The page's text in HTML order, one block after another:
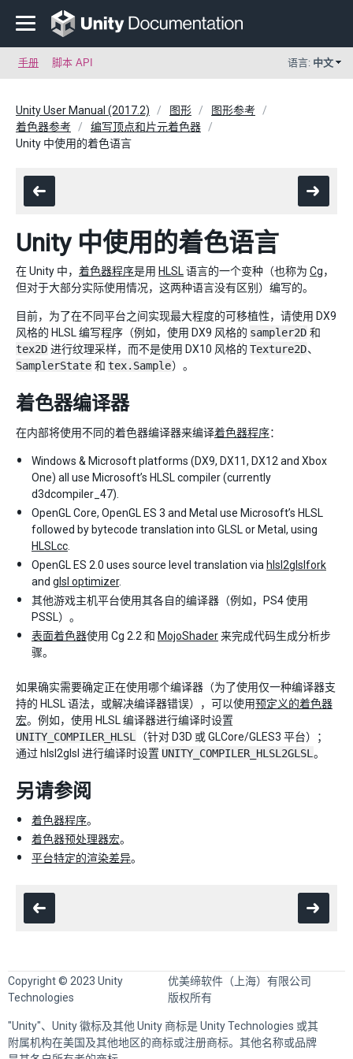
手册 脚本 API 语言: 中文
Unity User Manual (2017.2) 图形
图形参考
着色器参考
编写顶点和片元着色器
Unity 中使用的着色语言
Unity 中使用的着色语言
在 Unity 中， 着色器程序是用 HLSL 语言的一个变种（也称为 Cg，
但对于大部分实际使用情况，这两种语言没有区别）编写的。
目前，为了在不同平台之间实现最大程度的可移植性，请使用 DX9
风格的 HLSL 编写程序（例如，使用 DX9 风格的 sampler2D 和
tex2D 进行纹理采样，而不是使用 DX10 风格的 Texture2D、
SamplerState 和 tex.Sample）。
着色器编译器
在内部将使用不同的着色器编译器来编译着色器程序：
Windows & Microsoft platforms (DX9, DX11, DX12 and Xbox
One) all use Microsoft’s HLSL compiler (currently
d3dcompiler_47).
OpenGL Core, OpenGL ES 3 and Metal use Microsoft’s HLSL
followed by bytecode translation into GLSL or Metal, using
HLSLcc
OpenGL ES 2.0 uses source level translation via hlsl2glslfork
and glsl optimizer.
其他游戏主机平台使用其各自的编译器（例如，PS4 使用
PSSL）。
表面着色器使用 Cg 2.2 和 MojoShader来完成代码生成分析步
骤。
如果确实需要确定正在使用哪个编译器（为了使用仅一种编译器支
持的 HLSL 语法，或解决编译器错误），可以使用预定义的着色器
宏。例如，使用 HLSL 编译器进行编译时设置
UNITY_COMPILER_HLSL
（针对 D3D 或 GLCore/GLES3 平台）；
通过 hlsl2glsl 进行编译时设置 UNITY_COMPILER_HLSL2GLSL 。
另请参阅
着色器程序。
着色器预处理器宏。
平台特定的渲染差异。
Copyright © 2023 Unity
Technologies
优美缔软件（上海）有限公司
版权所有
"Unity"、Unity 徽标及其他 Unity 商标是 Unity Technologies 或其
附属机构在美国及其他地区的商标或注册商标。其他名称或品牌